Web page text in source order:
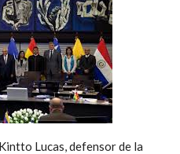
Lucas, defensor de la